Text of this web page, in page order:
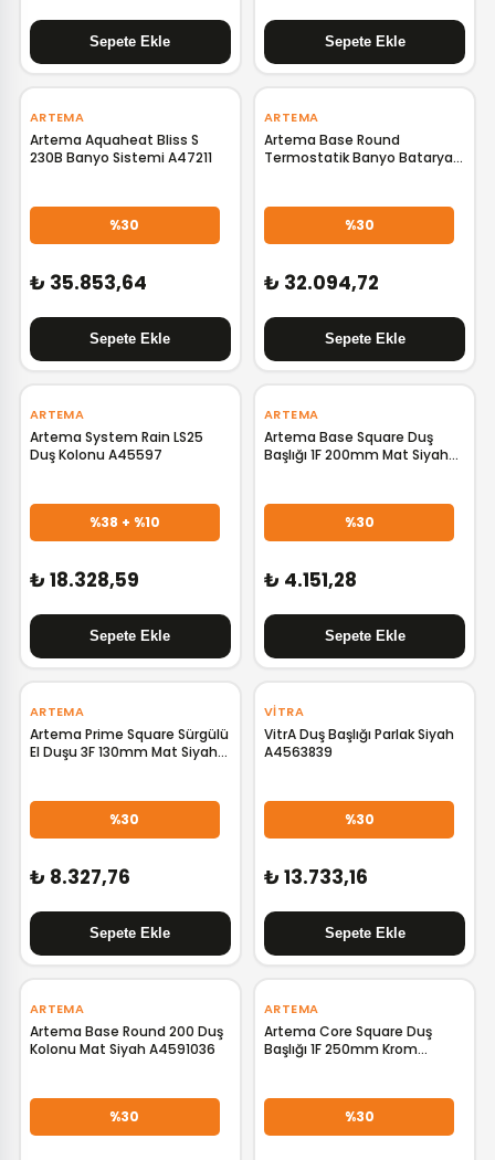
ARTEMA
Artema Aquaheat Bliss S
230B Banyo Sistemi A47211
%30
₺ 35.853,64
ARTEMA
Artema Base Round
Termostatik Banyo Bataryalı
%30
₺ 32.094,72
ARTEMA
Artema System Rain LS25
Duş Kolonu A45597
%38 + %10
₺ 18.328,59
ARTEMA
Artema Base Square Duş
Başlığı 1F 200mm Mat Siyah
%30
₺ 4.151,28
ARTEMA
Artema Prime Square Sürgülü
El Duşu 3F 130mm Mat Siyah
%30
₺ 8.327,76
VITRA
VitrA Duş Başlığı Parlak Siyah
A4563839
%30
₺ 13.733,16
ARTEMA
Artema Base Round 200 Duş
Kolonu Mat Siyah A4591036
%30
ARTEMA
Artema Core Square Duş
Başlığı 1F 250mm Krom
%30